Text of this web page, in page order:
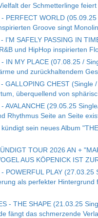
der Schmetterlinge feiert
- PERFECT WORLD
Groove singt
- I'M SAFELY PASSING IN
und HipHop inspirierten
- IN MY PLACE (07.08.25 /
und zurückhaltendem
- GALLOPING CHEST
überquellend von
AVALANCHE (29.05.25
Rhythmus Seite an Seite
kündigt sein neues Album
TOUR 2026 AN +
AUS KÖPENICK IST
POWERFUL PLAY
als perfekter
- THE SHAPE (21.03.25
fängt das schmerzende